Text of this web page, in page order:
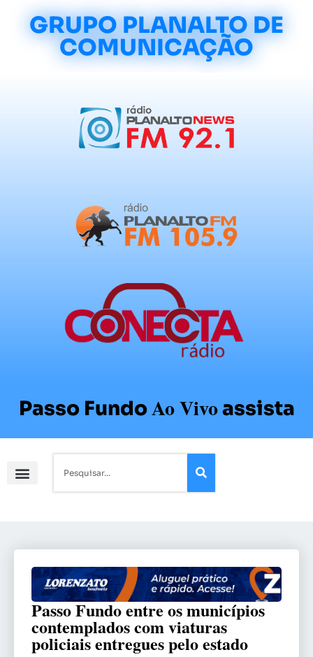
GRUPO PLANALTO DE
COMUNICAÇÃO
Passo FundoAo Vivoassista
Passo Fundo entre os municípios
contemplados com viaturas
policiais entregues pelo estado